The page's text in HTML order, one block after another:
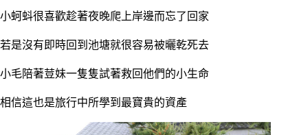
小蚵蚪很喜歡趁著夜晚爬上岸邊而忘了回家
若是沒有即時回到池塘就很容易被曬乾死去
小毛陪著荳妹一隻隻試著救回他們的小生命
相信這也是旅行中所學到最寶貴的資產